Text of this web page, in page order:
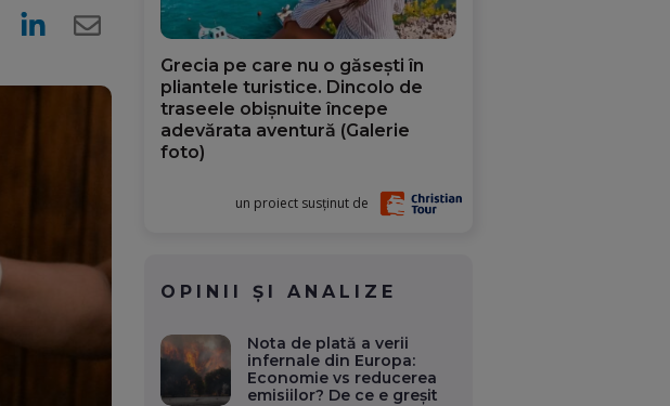
Twitter LinkedIn
Grecia pe care nu o găsești în
pliantele turistice. Dincolo de
traseele obișnuite începe
adevărata aventură (Galerie
foto)
un proiect susținut de
OPINII ȘI ANALIZE
Nota de plată a verii
infernale din Europa:
Economie vs reducerea
emisiilor? De ce e greșit